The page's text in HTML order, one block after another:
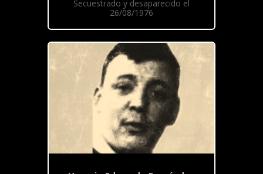
Secuestrado y desaparecido el
26/08/1976